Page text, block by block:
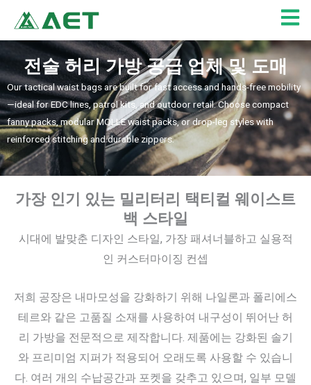
츠
건
너
뛰
기
전술 허리 가방 공급 업체 및 도매
Our tactical waist bags are built for fast access and hands-free mobility
—ideal for EDC lines, patrol kits, and outdoor retail. Choose compact
fanny packs, modular MOLLE waist packs, or drop-leg styles with
reinforced stitching and durable zippers.
가장 인기 있는 밀리터리 택티컬 웨이스트
백 스타일
시대에 발맞춘 디자인 스타일, 가장 패셔너블하고 실용적
인 커스터마이징 컨셉
저희 공장은 내마모성을 강화하기 위해 나일론과 폴리에스
테르와 같은 고품질 소재를 사용하여 내구성이 뛰어난 허
리 가방을 전문적으로 제작합니다. 제품에는 강화된 솔기
와 프리미엄 지퍼가 적용되어 오래도록 사용할 수 있습니
다. 여러 개의 수납공간과 포켓을 갖추고 있으며, 일부 모델